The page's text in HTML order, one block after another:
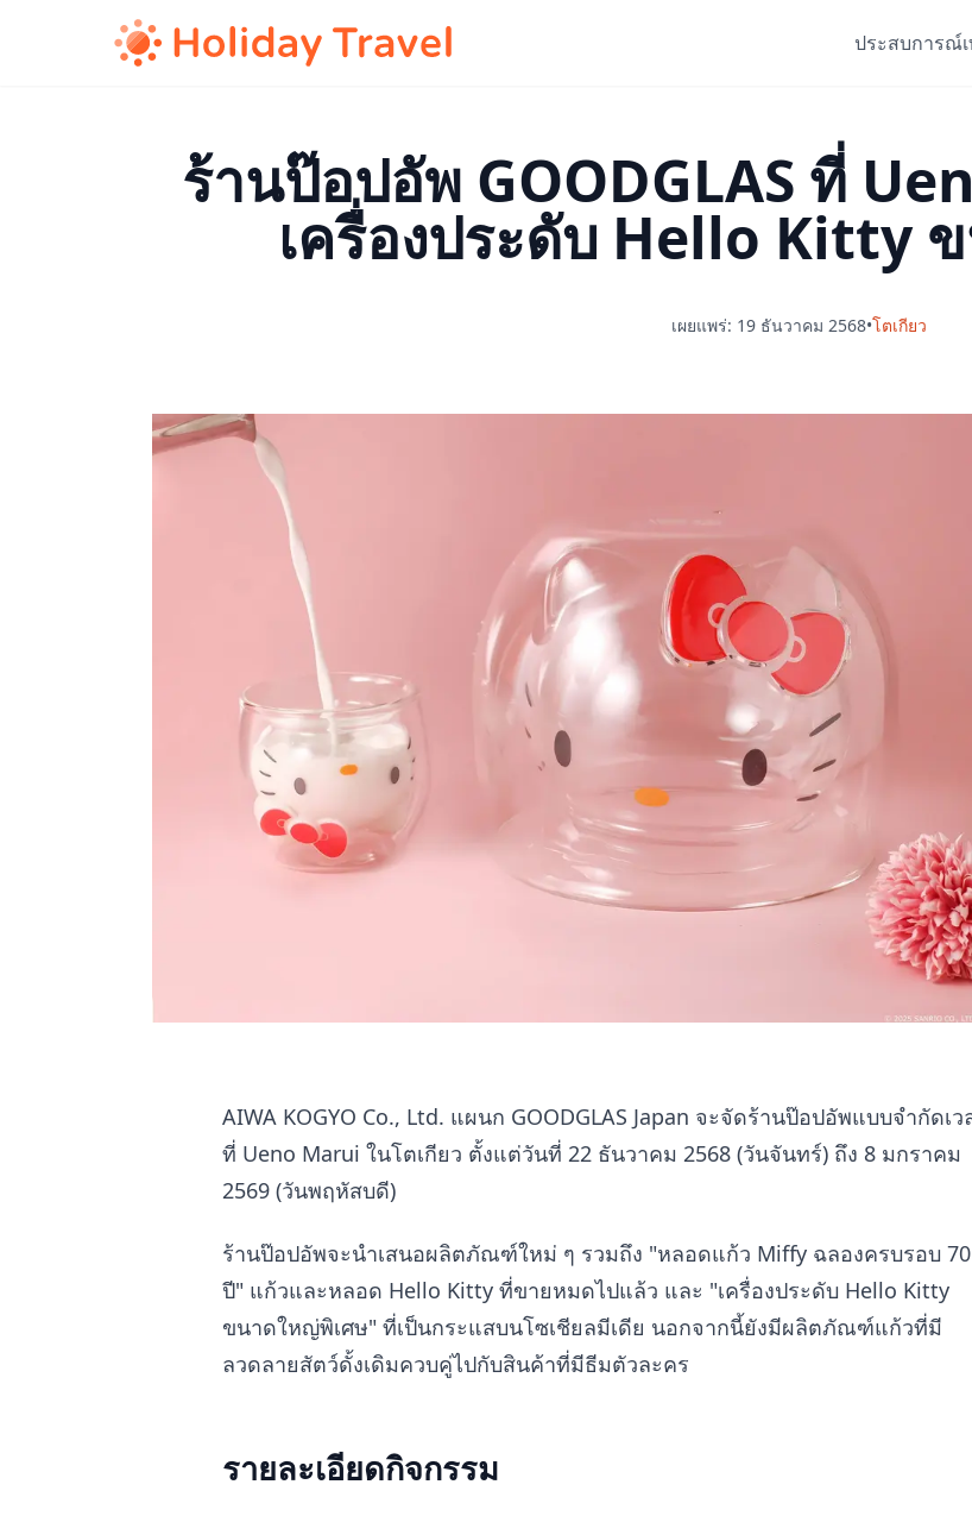
ประสบการณ์
ร้านป๊อปอัพ GOODGLAS ที่
เครื่องประดับ Hello Kitty
เผยแพร่: 19 ธันวาคม 2568•โตเกียว
AIWA KOGYO Co., Ltd. แผนก GOODGLAS Japan จะจัดร้านป๊อปอัพแบบจำกัดเว
ที่ Ueno Marui ในโตเกียว ตั้งแต่วันที่ 22 ธันวาคม 2568 (วันจันทร์) ถึง 8 มกราคม
2569 (วันพฤหัสบดี)
ร้านป๊อปอัพจะนำเสนอผลิตภัณฑ์ใหม่ ๆ รวมถึง "หลอดแก้ว Miffy ฉลองครบรอบ 70
ปี" แก้วและหลอด Hello Kitty ที่ขายหมดไปแล้ว และ "เครื่องประดับ Hello Kitty
ขนาดใหญ่พิเศษ" ที่เป็นกระแสบนโซเชียลมีเดีย นอกจากนี้ยังมีผลิตภัณฑ์แก้วที่มี
ลวดลายสัตว์ดั้งเดิมควบคู่ไปกับสินค้าที่มีธีมตัวละคร
รายละเอียดกิจกรรม